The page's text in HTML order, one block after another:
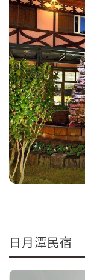
日月潭民宿